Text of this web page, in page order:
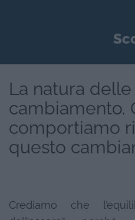
La natura
cambiamento.
comportiamo
questo
Crediamo che